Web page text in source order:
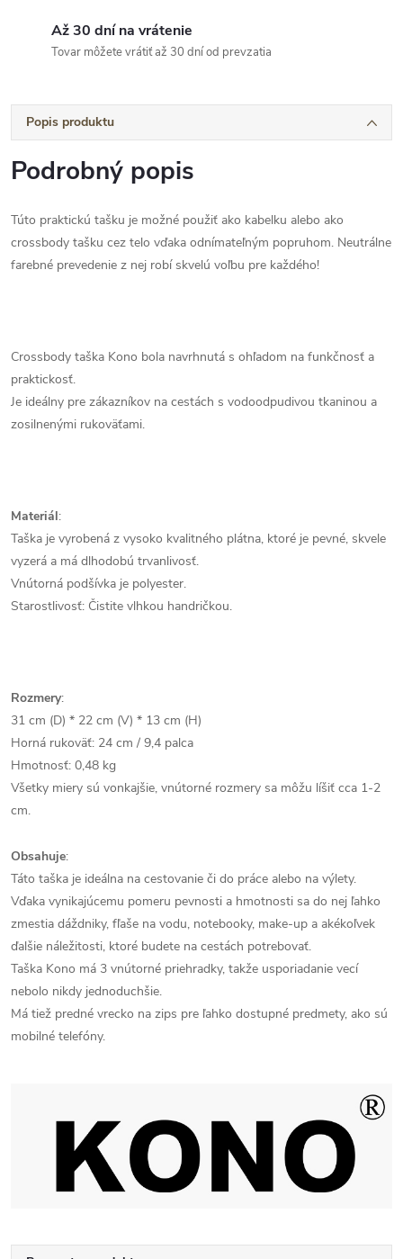
Až 30 dní na vrátenie
Tovar môžete vrátiť až 30 dní od prevzatia
Popis produktu
Podrobný popis
Túto praktickú tašku je možné použiť ako kabelku alebo ako
crossbody tašku cez telo vďaka odnímateľným popruhom. Neutrálne
farebné prevedenie z nej robí skvelú voľbu pre každého!
Crossbody taška Kono bola navrhnutá s ohľadom na funkčnosť a
praktickosť.
Je ideálny pre zákazníkov na cestách s vodoodpudivou tkaninou a
zosilnenými rukoväťami.
Materiál:
Taška je vyrobená z vysoko kvalitného plátna, ktoré je pevné, skvele
vyzerá a má dlhodobú trvanlivosť.
Vnútorná podšívka je polyester.
Starostlivosť: Čistite vlhkou handričkou.
Rozmery:
31 cm (D) * 22 cm (V) * 13 cm (H)
Horná rukoväť: 24 cm / 9,4 palca
Hmotnosť: 0,48 kg
Všetky miery sú vonkajšie, vnútorné rozmery sa môžu líšiť cca 1-2
cm.
Obsahuje:
Táto taška je ideálna na cestovanie či do práce alebo na výlety.
Vďaka vynikajúcemu pomeru pevnosti a hmotnosti sa do nej ľahko
zmestia dáždniky, fľaše na vodu, notebooky, make-up a akékoľvek
ďalšie náležitosti, ktoré budete na cestách potrebovať.
Taška Kono má 3 vnútorné priehradky, takže usporiadanie vecí
nebolo nikdy jednoduchšie.
Má tiež predné vrecko na zips pre ľahko dostupné predmety, ako sú
mobilné telefóny.